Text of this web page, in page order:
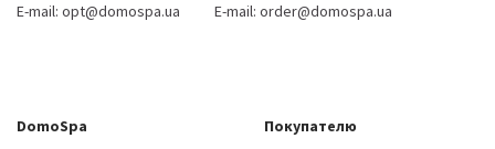
E-mail: opt@domospa.ua
E-mail: order@domospa.ua
DomoSpa
Покупателю